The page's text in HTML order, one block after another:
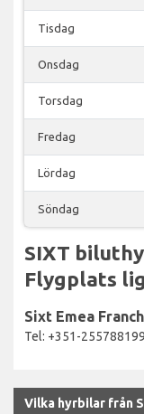
Tisdag
Onsdag
Torsdag
Fredag
Lördag
Söndag
SIXT
Flygplats
Sixt Emea
Tel: +351-255788199
Vilka hyrbilar från